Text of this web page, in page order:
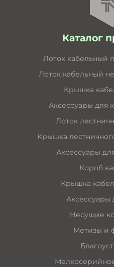
Каталог
Лоток кабельный
Лоток кабельный
Крышка
Аксессуары для
Лоток
Крышка
Аксессуары
Короб
Крышка
Аксессуары
Несущие
Метизы и